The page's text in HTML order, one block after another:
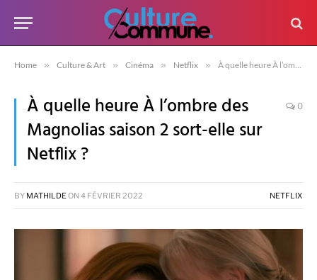
Home » Culture & Art » Cinéma » Netflix » À quelle heure À l’ombre des Magnolias saison 2 sort-elle sur Netflix ?
À quelle heure À l’ombre des
Magnolias saison 2 sort-elle sur
Netflix ?
0
BY MATHILDEON 4 FÉVRIER 2022 NETFLIX